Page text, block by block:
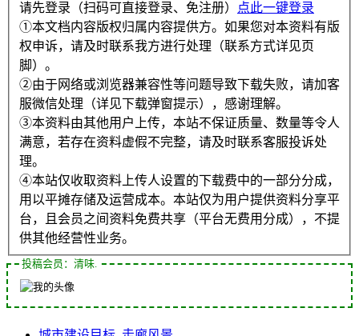
请先登录（扫码可直接登录、免注册）
点此一键登录
①本文档内容版权归属内容提供方。如果您对本资料有版
权申诉，请及时联系我方进行处理（联系方式详见页
脚）。
②由于网络或浏览器兼容性等问题导致下载失败，请加客
服微信处理（详见下载弹窗提示），感谢理解。
③本资料由其他用户上传，本站不保证质量、数量等令人
满意，若存在资料虚假不完整，请及时联系客服投诉处
理。
④本站仅收取资料上传人设置的下载费中的一部分分成，
用以平摊存储及运营成本。本站仅为用户提供资料分享平
台，且会员之间资料免费共享（平台无费用分成），不提
供其他经营性业务。
投稿会员：清味.